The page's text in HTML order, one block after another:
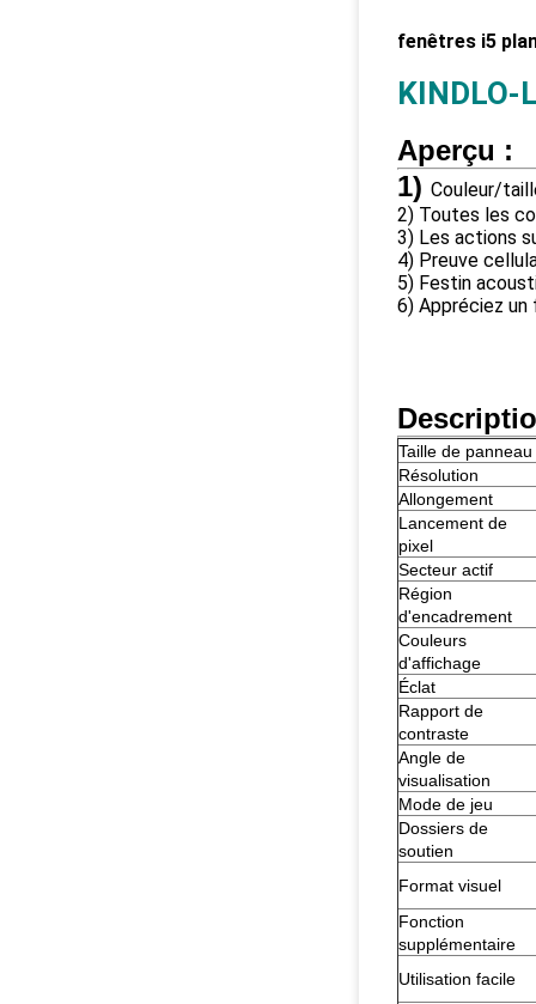
fenêtres i5
KINDLO-
Aperçu :
1) Couleur/
2) Toutes les
3) Les actions
4) Preuve
5) Festin
6) Appréciez un
Taille de panneau
Résolution
Allongement
Lancement de
pixel
Secteur actif
Région
d'encadrement
Couleurs
d'affichage
Éclat
Rapport de
contraste
Angle de
visualisation
Mode de jeu
Dossiers de
soutien
Format visuel
Fonction
supplémentaire
Utilisation facile